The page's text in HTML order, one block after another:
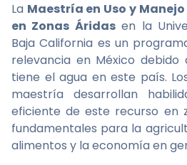
La Maestría en Uso y
en Zonas Áridasen la
Baja California es un
relevancia en México
tiene el agua en este país.
maestría desarrollan
eficiente de este recurso en
fundamentales para la
alimentos y la economía en